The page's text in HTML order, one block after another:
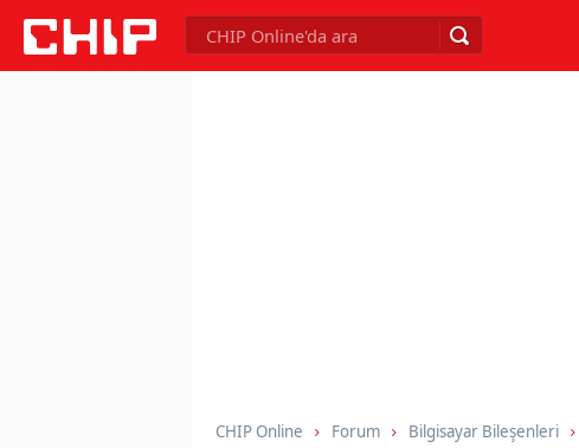
CHIP Online Forum Bilgisayar Bileşenleri